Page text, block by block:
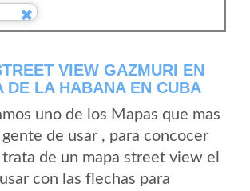
VIEW GAZMURI EN
DE LA HABANA EN CUBA
uno de los Mapas que mas
gente de usar , para concocer
de un mapa street view el
con las flechas para